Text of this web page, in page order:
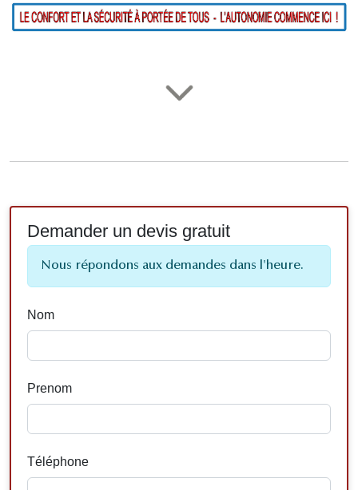
Demander un devis gratuit
Nous répondons aux demandes dans l'heure.
Nom
Prenom
Téléphone